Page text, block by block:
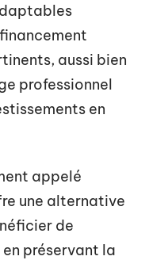
aussi bien
professionnel
en
appelé
une alternative
de
préservant la